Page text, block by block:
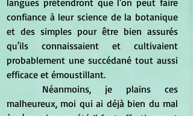
langues prétendront que l'on peut faire
confiance à leur science de la botanique
et des simples pour être bien assurés
qu'ils connaissaient et cultivaient
probablement une succédané tout aussi
efficace et émoustillant.
malheureux, moi qui ai déjà bien du mal